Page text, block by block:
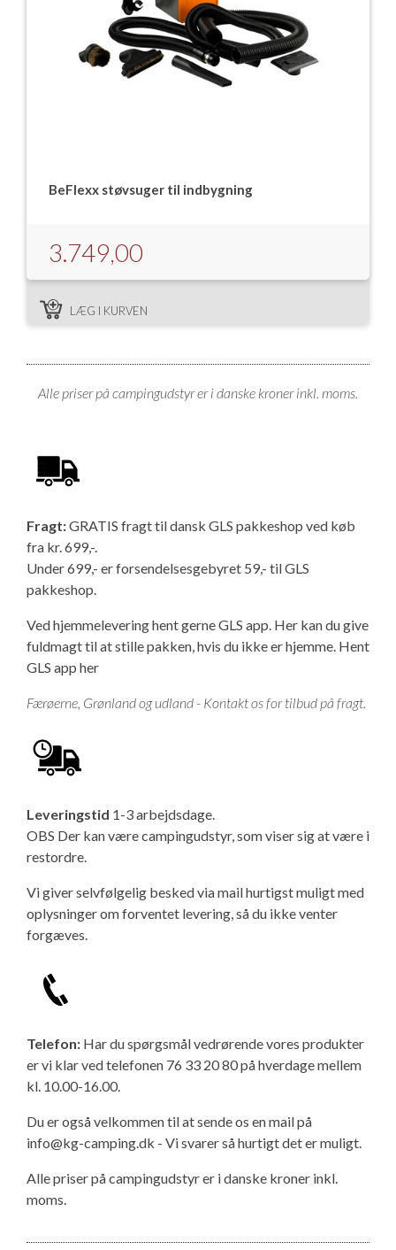
BeFlexx støvsuger til indbygning
3.749,00
LÆG I KURVEN
Alle priser på campingudstyr er i danske kroner inkl. moms.
Fragt:GRATIS fragt til dansk GLS pakkeshop ved køb
fra kr. 699,-.
Under 699,- er forsendelsesgebyret 59,- til GLS
pakkeshop.
Ved hjemmelevering hent gerne GLS app. Her kan du give
fuldmagt til at stille pakken, hvis du ikke er hjemme. Hent
GLS app her
Færøerne, Grønland og udland - Kontakt os for tilbud på fragt.
Leveringstid 1-3 arbejdsdage.
OBS Der kan være campingudstyr, som viser sig at være i
restordre.
Vi giver selvfølgelig besked via mail hurtigst muligt med
oplysninger om forventet levering, så du ikke venter
forgæves.
Telefon: Har du spørgsmål vedrørende vores produkter
er vi klar ved telefonen 76 33 20 80 på hverdage mellem
kl. 10.00-16.00.
Du er også velkommen til at sende os en mail på
info@kg-camping.dk - Vi svarer så hurtigt det er muligt.
Alle priser på campingudstyr er i danske kroner inkl.
moms.